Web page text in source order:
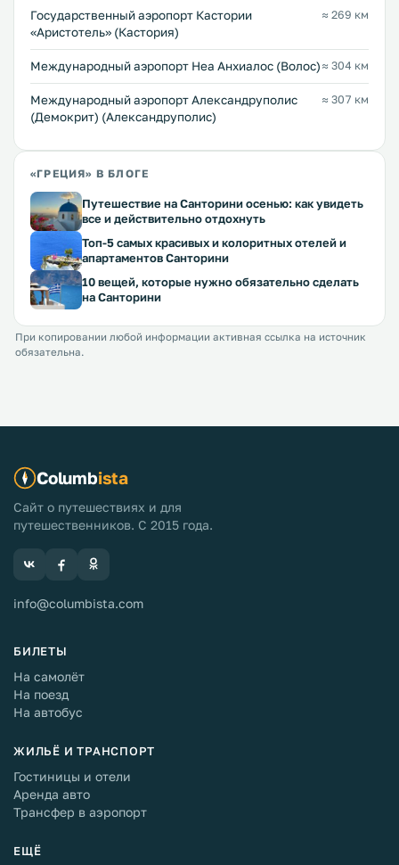
Государственный аэропорт Кастории
«Аристотель» (Кастория)
≈ 269 км
Международный аэропорт Неа Анхиалос (Волос) ≈ 304 км
Междунарoдный аэропорт Александруполис
(Демокрит) (Александруполис)
≈ 307 км
«ГРЕЦИЯ» В БЛОГЕ
Путешествие на Санторини осенью: как увидеть
все и действительно отдохнуть
Топ-5 самых красивых и колоритных отелей и
апартаментов Санторини
10 вещей, которые нужно обязательно сделать
на Санторини
При копировании любой информации активная ссылка на источник
обязательна.
Columbista
Сайт о путешествиях и для
путешественников. С 2015 года.
info@columbista.com
БИЛЕТЫ
На самолёт
На поезд
На автобус
ЖИЛЬЁ И ТРАНСПОРТ
Гостиницы и отели
Аренда авто
Трансфер в аэропорт
ЕЩЁ